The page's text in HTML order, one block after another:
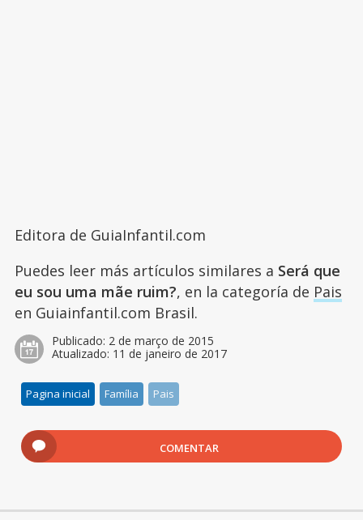
Editora de GuiaInfantil.com
Puedes leer más artículos similares a Será que
eu sou uma mãe ruim?, en la categoría de Pais
en Guiainfantil.com Brasil.
Publicado: 2 de março de 2015
Atualizado: 11 de janeiro de 2017
Pagina inicial Família Pais
COMENTAR